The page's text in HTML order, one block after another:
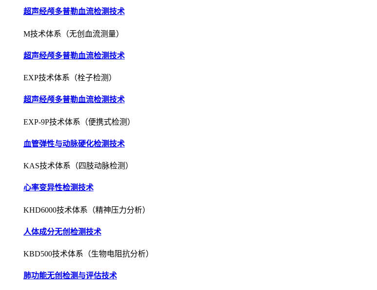
超声经颅多普勒血流检测技术
EXP技术体系（栓子检测）
超声经颅多普勒血流检测技术
EXP-9P技术体系（便携式检测）
血管弹性与动脉硬化检测技术
KAS技术体系（四肢动脉检测）
心率变异性检测技术
KHD6000技术体系（精神压力分析）
人体成分无创检测技术
KBD500技术体系（生物电阻抗分析）
肺功能无创检测与评估技术
KPF1000技术体系（压差式检测）
解决方案